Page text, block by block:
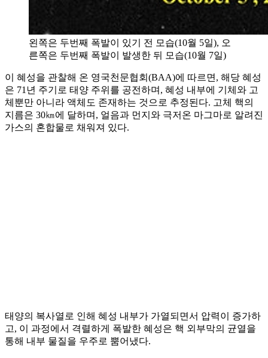
왼쪽은 두번째 폭발이 있기 전 모습(10월 5일), 오
른쪽은 두번째 폭발이 발생한 뒤 모습(10월 7일)
이 혜성을 관찰해 온 영국천문협회(BAA)에 따르면, 해당 혜성
은 71년 주기로 태양 주위를 공전하며, 혜성 내부에 기체와 고
체뿐만 아니라 액체도 존재하는 것으로 추정된다. 고체 핵의
지름은 30㎞에 달하며, 얼음과 먼지와 극저온 마그마로 알려진
가스의 혼합물로 채워져 있다.
태양의 복사열로 인해 혜성 내부가 가열되면서 압력이 증가하
고, 이 과정에서 격렬하게 폭발한 혜성은 핵 외부막의 균열을
통해 내부 물질을 우주로 뿜어냈다.